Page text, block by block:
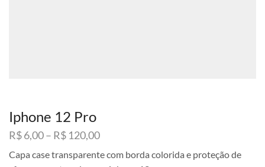
Iphone 12 Pro
R$6,00– R$ 120,00Faixa
preço:
Capa case transparente com borda colorida e proteção de